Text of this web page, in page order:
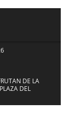
DE LA
DEL